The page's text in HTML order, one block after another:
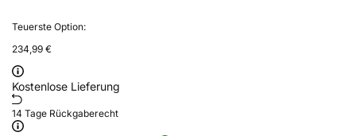
Teuerste Option:
234,99 €
Kostenlose Lieferung
14 Tage Rückgaberecht